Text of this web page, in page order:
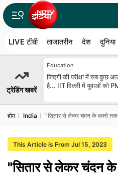
LIVE टीवी ताजातरीन देश दुनिया
ट्रेडिंग खबरें
Education
जिंदगी की परीक्षा में सब कुछ
है... IIT दिल्ली में युवाओं को
होम India "सितार से लेकर चंदन के बक्से
This Article is From Jul 15, 2023
"सितार से लेकर चंदन